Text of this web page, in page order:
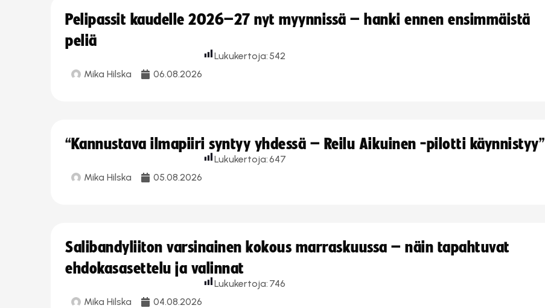
Pelipassit kaudelle 2026–27 nyt myynnissä – hanki ennen ensimmäistä
peliä
Mika Hilska 06.08.2026
Lukukertoja: 542
“Kannustava ilmapiiri syntyy yhdessä – Reilu Aikuinen -pilotti käynnistyy”
Mika Hilska 05.08.2026
Lukukertoja:647
Salibandyliiton varsinainen kokous marraskuussa – näin tapahtuvat
ehdokasasettelu ja valinnat
Mika Hilska 04.08.2026
Lukukertoja: 746